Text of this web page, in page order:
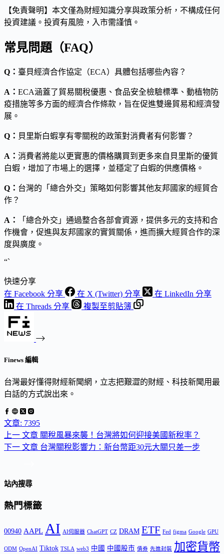
【免責聲明】本文僅為財經知識分享與政策分析，不構成任何
投資建議。投資有風險，入市需謹慎。
常見問題（FAQ）
Q： 臺貝經濟合作協定（ECA）具體包括哪些內容？
A： ECA涵蓋了貿易關稅優惠、食品安全檢驗標準、動植物防
疫措施等多方面的經濟合作條款，旨在促進雙邊貿易和經濟發
展。
Q： 貝里斯白蝦享有零關稅的政策對消費者有何影響？
A： 消費者將能以更實惠的價格購買到更多來自貝里斯的優質
白蝦，增加了市場上的選擇，並穩定了白蝦的供應價格。
Q： 台灣的「總合外交」策略如何影響其他友邦國家的經貿合
作？
A：
「總合外交」通過整合各部會資源，提供多元的支持和合
作機會，促進與友邦國家的實質關係，進而擴大經貿合作的深
度與廣度。
“`
快速分享
在 Facebook 分享
在 X (Twitter) 分享
在 LinkedIn 分享
在 Threads 分享
複製至剪貼簿
Finews 編輯
台灣最好懂得財經新聞網，立志把艱澀的財經、科技新聞用最
白話的方式說出來。
文章: 7395
上一 文章 關稅風暴來襲！台灣將如何迎接美國新稅率？
下一 文章 台灣關稅影響力：新台幣距30元大關只差一步
站內搜尋
熱門標籤
00940 AAPL AI AI伺服器 ChatGPT CZ DRAM ETF Fed figma Google GPU
ODM OpenAI Tiktok TSLA web3 中國 中國股市 債券 先進封裝 加密貨幣